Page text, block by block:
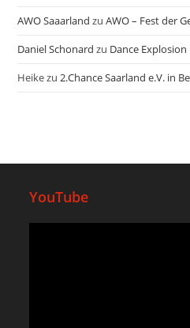
AWO Saaarland zuAWO – Fest der
Daniel Schonard zu Dance
Heikezu2.Chance Saarland e.V. in
YouTube